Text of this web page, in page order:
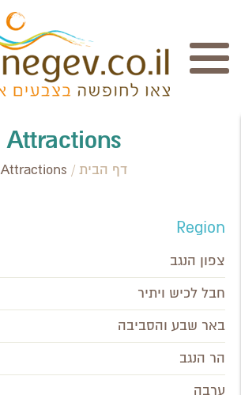
חיפוש
Search Category / Business
Region / Settlement
Attractions
דף הבית /
Attractions
Region
צפון הנגב
חבל לכיש ויתיר
באר שבע והסביבה
הר הנגב
ערבה